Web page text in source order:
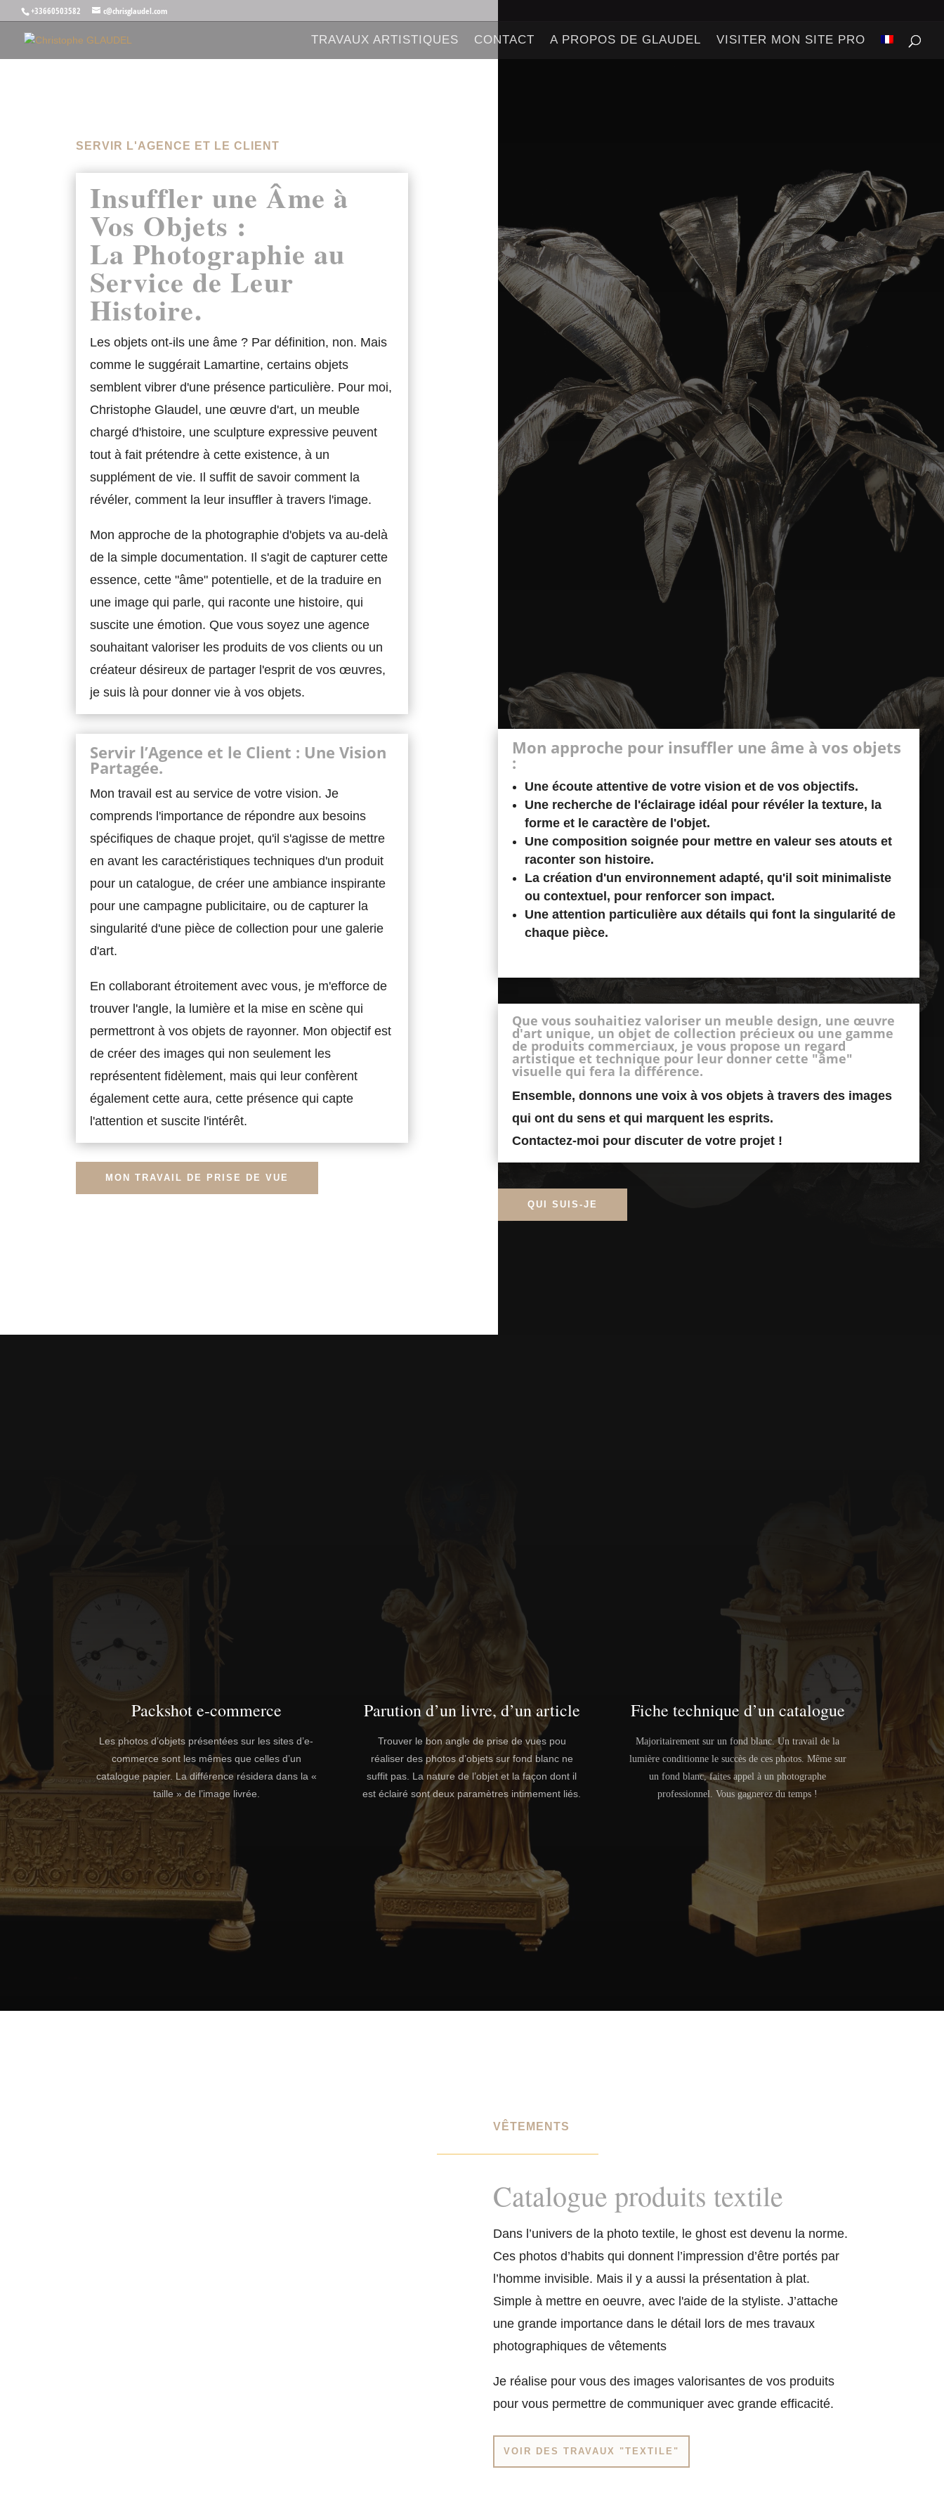
+33660503582 c@chrisglaudel.com
TRAVAUX ARTISTIQUES CONTACT A PROPOS DE GLAUDEL VISITER MON SITE PRO
SERVIR L'AGENCE ET LE CLIENT
Insuffler une Âme à
Vos Objets :
La Photographie au
Service de Leur
Histoire.
Les objets ont-ils une âme ? Par définition, non. Mais
comme le suggérait Lamartine, certains objets
semblent vibrer d'une présence particulière. Pour moi,
Christophe Glaudel, une œuvre d'art, un meuble
chargé d'histoire, une sculpture expressive peuvent
tout à fait prétendre à cette existence, à un
supplément de vie. Il suffit de savoir comment la
révéler, comment la leur insuffler à travers l'image.
Mon approche de la photographie d'objets va au-delà
de la simple documentation. Il s'agit de capturer cette
essence, cette "âme" potentielle, et de la traduire en
une image qui parle, qui raconte une histoire, qui
suscite une émotion. Que vous soyez une agence
souhaitant valoriser les produits de vos clients ou un
créateur désireux de partager l'esprit de vos œuvres,
je suis là pour donner vie à vos objets.
Servir l’Agence et le Client : Une Vision
Partagée.
Mon travail est au service de votre vision. Je
comprends l'importance de répondre aux besoins
spécifiques de chaque projet, qu'il s'agisse de mettre
en avant les caractéristiques techniques d'un produit
pour un catalogue, de créer une ambiance inspirante
pour une campagne publicitaire, ou de capturer la
singularité d'une pièce de collection pour une galerie
d'art.
En collaborant étroitement avec vous, je m'efforce de
trouver l'angle, la lumière et la mise en scène qui
permettront à vos objets de rayonner. Mon objectif est
de créer des images qui non seulement les
représentent fidèlement, mais qui leur confèrent
également cette aura, cette présence qui capte
l'attention et suscite l'intérêt.
MON TRAVAIL DE PRISE DE VUE
Mon approche pour insuffler une âme à vos objets
:
Une écoute attentive de votre vision et de vos objectifs.
Une recherche de l'éclairage idéal pour révéler la texture, la
forme et le caractère de l'objet.
Une composition soignée pour mettre en valeur ses atouts et
raconter son histoire.
La création d'un environnement adapté, qu'il soit minimaliste
ou contextuel, pour renforcer son impact.
Une attention particulière aux détails qui font la singularité de
chaque pièce.
Que vous souhaitiez valoriser un meuble design, une œuvre
d'art unique, un objet de collection précieux ou une gamme
de produits commerciaux, je vous propose un regard
artistique et technique pour leur donner cette "âme"
visuelle qui fera la différence.
Ensemble, donnons une voix à vos objets à travers des images
qui ont du sens et qui marquent les esprits.
Contactez-moi pour discuter de votre projet !
QUI SUIS-JE
Packshot e-commerce
Les photos d’objets présentées sur les sites d’e-
commerce sont les mêmes que celles d’un
catalogue papier. La différence résidera dans la «
taille » de l’image livrée.
Parution d’un livre, d’un article
Trouver le bon angle de prise de vues pou
réaliser des photos d’objets sur fond blanc ne
suffit pas. La nature de l’objet et la façon dont il
est éclairé sont deux paramètres intimement liés.
Fiche technique d’un catalogue
Majoritairement sur un fond blanc. Un travail de la
lumière conditionne le succès de ces photos. Même sur
un fond blanc, faites appel à un photographe
professionnel. Vous gagnerez du temps !
VÊTEMENTS
Catalogue produits textile
Dans l’univers de la photo textile, le ghost est devenu la norme.
Ces photos d’habits qui donnent l’impression d’être portés par
l’homme invisible. Mais il y a aussi la présentation à plat.
Simple à mettre en oeuvre, avec l'aide de la styliste. J’attache
une grande importance dans le détail lors de mes travaux
photographiques de vêtements
Je réalise pour vous des images valorisantes de vos produits
pour vous permettre de communiquer avec grande efficacité.
VOIR DES TRAVAUX "TEXTILE"